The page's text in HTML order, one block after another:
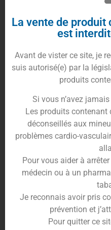
Distrib
Une alliance fruitée,
Le Kurayami 100ml de
recette originale et
apporte une douceur
pink dragon fruit ajoute
vibrante et parfumée.
sublimer le mélange,
gustative à la fois
parfaite pour une vape
La vente de produit
est
Avant de vister ce site, je
suis autorisé(e) par la
produits
Si vous n’avez
Les produits
déconseillés aux
problèmes cardio-
Pour vous aider à
médecin ou à un
Je reconnais avoir pris
prévention et
Pour quitter ce